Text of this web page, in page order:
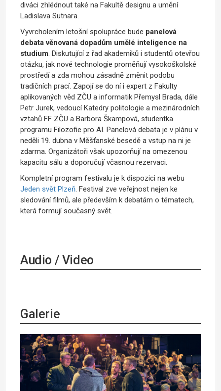
diváci zhlédnout také na Fakultě designu a umění
Ladislava Sutnara.
Vyvrcholením letošní spolupráce bude panelová
debata věnovaná dopadům umělé inteligence na
studium. Diskutující z řad akademiků i studentů otevřou
otázku, jak nové technologie proměňují vysokoškolské
prostředí a zda mohou zásadně změnit podobu
tradičních prací. Zapojí se do ní i expert z Fakulty
aplikovaných věd ZČU a informatik Přemysl Brada, dále
Petr Jurek, vedoucí Katedry politologie a mezinárodních
vztahů FF ZČU a Barbora Škampová, studentka
programu Filozofie pro AI. Panelová debata je v plánu v
neděli 19. dubna v Měšťanské besedě a vstup na ni je
zdarma. Organizátoři však upozorňují na omezenou
kapacitu sálu a doporučují včasnou rezervaci.
Kompletní program festivalu je k dispozici na webu
Jeden svět Plzeň. Festival zve veřejnost nejen ke
sledování filmů, ale především k debatám o tématech,
která formují současný svět.
Audio / Video
Galerie